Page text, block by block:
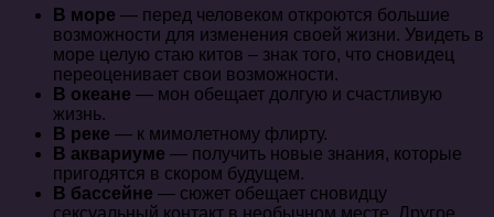
В море — перед человеком откроются большие
возможности для изменения своей жизни. Увидеть в
море целую стаю китов – знак того, что сновидец
переоценивает свои возможности.
В океане — мон обещает долгую и счастливую
жизнь.
В реке — к мимолетному флирту.
В аквариуме — получить новые знания, которые
пригодятся в скором будущем.
В бассейне — сюжет обещает сновидцу